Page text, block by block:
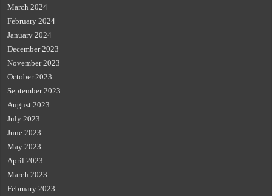
March 2024
February 2024
January 2024
December 2023
November 2023
October 2023
September 2023
August 2023
July 2023
June 2023
May 2023
April 2023
March 2023
February 2023